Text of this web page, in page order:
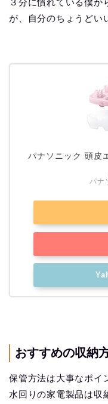
が、自分のちょうどい
パナソニック 頭皮
パナ
おすすめの収納
保管方法は大事なポイ
水回りの家電製品は収